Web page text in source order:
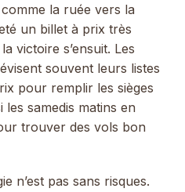
la ruée vers la
un billet à prix très
victoire s’ensuit. Les
souvent leurs listes
pour remplir les sièges
samedis matins en
trouver des vols bon
n’est pas sans risques.